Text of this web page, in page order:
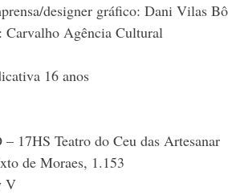
designer gráfico: Dani Vilas
Carvalho Agência Cultural
16 anos
17HS Teatro do Ceu das Artesanar
de Moraes, 1.153
V